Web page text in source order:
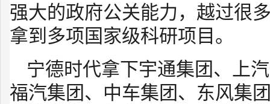
强大的政府公关能力，越过很
拿到多项国家级科研项目。
宁德时代拿下宇通集团、上
福汽集团、中车集团、东风集